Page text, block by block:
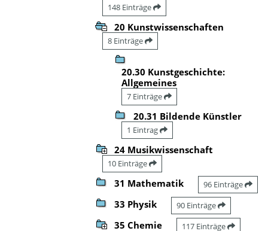
148 Einträge
20 Kunstwissenschaften
8 Einträge
20.30 Kunstgeschichte:
Allgemeines
7 Einträge
20.31 Bildende Künstler
1 Eintrag
24 Musikwissenschaft
10 Einträge
31 Mathematik 96 Einträge
33 Physik 90 Einträge
35 Chemie 117 Einträge